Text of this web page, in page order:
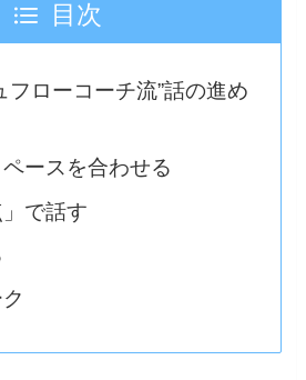
目次
フローコーチ流”話の進め
ースを合わせる
」で話す